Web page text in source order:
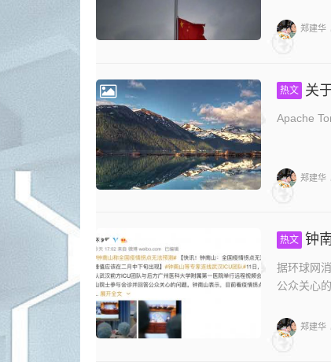
郑建华
热文 关
Apache
郑建华
热文 钟
据环球网
公众关心
郑建华